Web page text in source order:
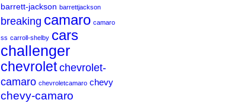
barrett-jackson barrettjackson
breaking camaro camaro
ss carroll-shelby cars
challenger
chevrolet chevrolet-
camaro chevroletcamaro chevy
chevy-camaro